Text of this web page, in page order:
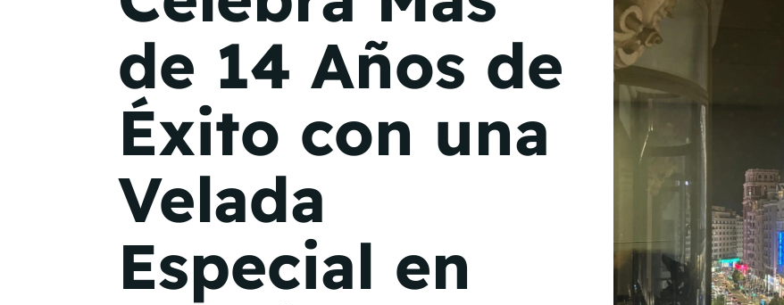
Madrid 2026 2 -
de octubre
Castilla-La Mancha
22 de octubre
Barcelona 2026 2 -
VER MÁS
de 14 Años de
Éxito con una
Velada
Especial en